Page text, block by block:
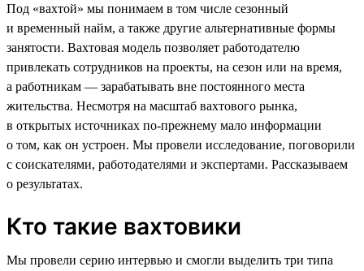
Под «вахтой» мы понимаем в том числе сезонный
и временный найм, а также другие альтернативные формы
занятости. Вахтовая модель позволяет работодателю
привлекать сотрудников на проекты, на сезон или на время,
а работникам — зарабатывать вне постоянного места
жительства. Несмотря на масштаб вахтового рынка,
в открытых источниках по-прежнему мало информации
о том, как он устроен. Мы провели исследование, поговорили
с соискателями, работодателями и экспертами. Рассказываем
о результатах.
Кто такие вахтовики
Мы провели серию интервью и смогли выделить три типа